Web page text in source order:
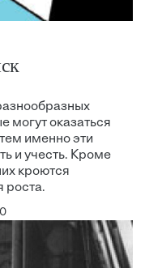
могут оказаться
именно эти
и учесть. Кроме
кроются
роста.